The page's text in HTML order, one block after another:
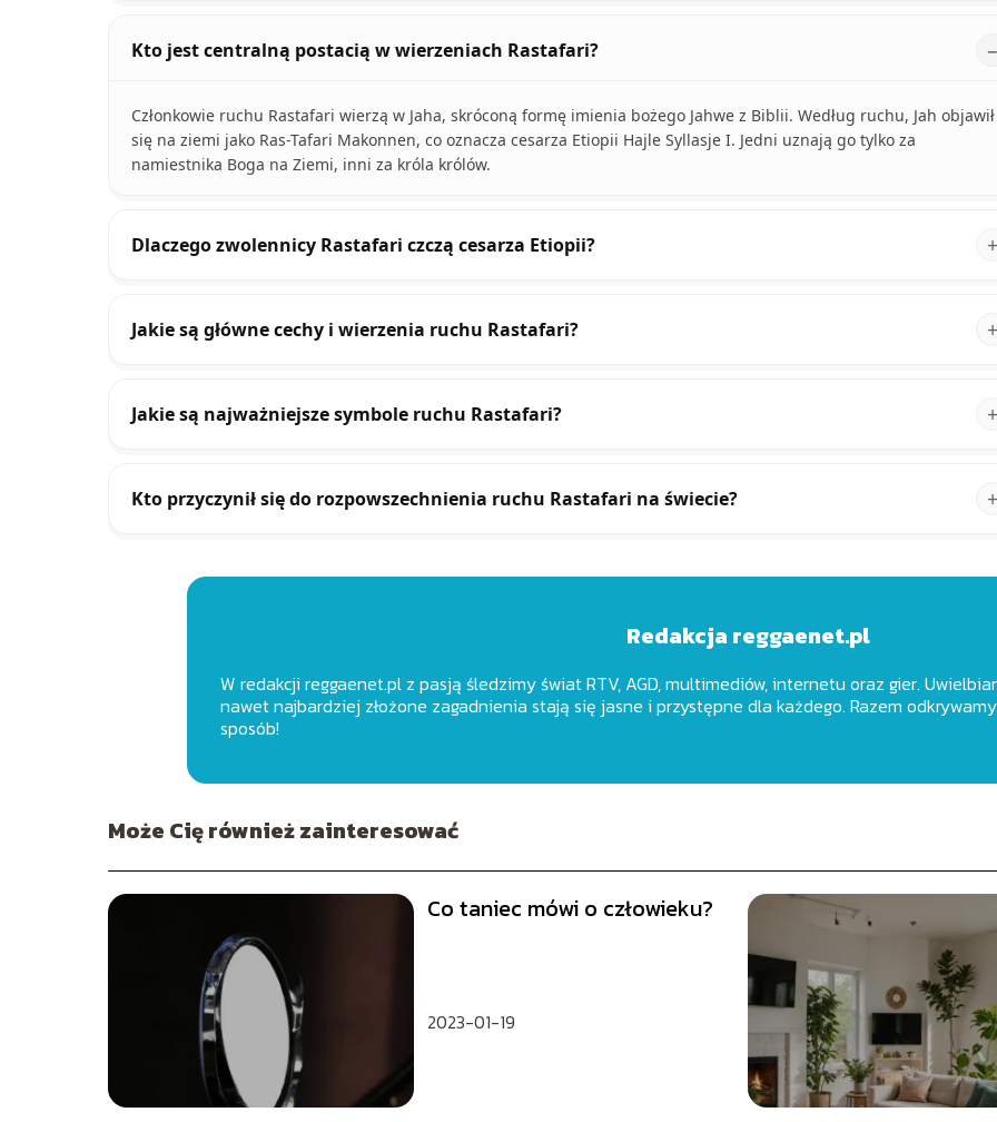
Kto jest centralną postacią w wierzeniach Rastafari?
Członkowie ruchu Rastafari wierzą w Jaha, skróconą formę imienia bożego Jahwe z Biblii. Według ruchu, Jah objawił
się na ziemi jako Ras-Tafari Makonnen, co oznacza cesarza Etiopii Hajle Syllasje I. Jedni uznają go tylko za
namiestnika Boga na Ziemi, inni za króla królów.
Dlaczego zwolennicy Rastafari czczą cesarza Etiopii?
Jakie są główne cechy i wierzenia ruchu Rastafari?
Jakie są najważniejsze symbole ruchu Rastafari?
Kto przyczynił się do rozpowszechnienia ruchu Rastafari na świecie?
Redakcja reggaenet.pl
W redakcji reggaenet.pl z pasją śledzimy świat RTV, AGD, multimediów, internetu oraz gier.
nawet najbardziej złożone zagadnienia stają się jasne i przystępne dla każdego. Razem
sposób!
Może Cię również zainteresować
Co taniec mówi o człowieku?
2023-01-19